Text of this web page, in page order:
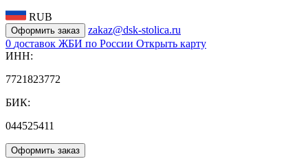
RUB
Оформить заказ
zakaz@dsk-stolica.ru
0 доставок ЖБИ по России Открыть карту
ИНН:
7721823772
БИК:
044525411
Оформить заказ